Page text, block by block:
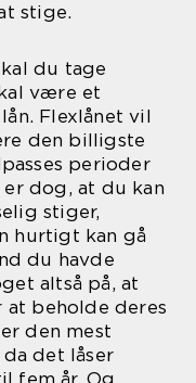
stige.
du tage
være et
Flexlånet vil
den billigste
perioder
dog, at du kan
stiger,
hurtigt kan gå
du havde
altså på, at
at beholde deres
den mest
det låser
fem år. Og